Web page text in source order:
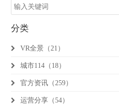
分类
VR全景（21）
城市114（18）
官方资讯（259）
运营分享（54）